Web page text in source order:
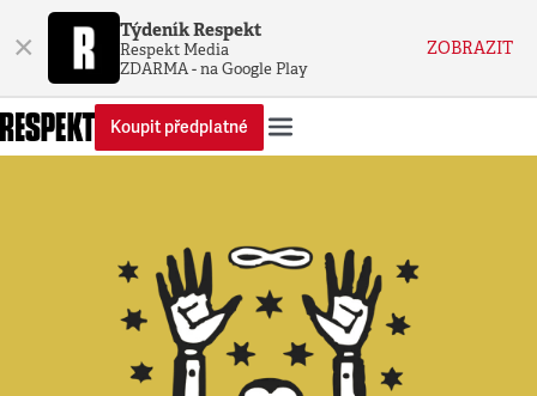
× Týdeník Respekt
Respekt Media
ZDARMA - na Google Play
ZOBRAZIT
Koupit předplatné